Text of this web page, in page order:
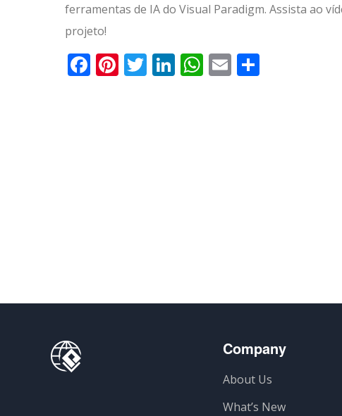
ferramentas de IA do Visual Paradigm. Assista ao
projeto!
Facebook
Pinterest
Twitter
LinkedIn
WhatsApp
Email
Company
About Us
What’s New